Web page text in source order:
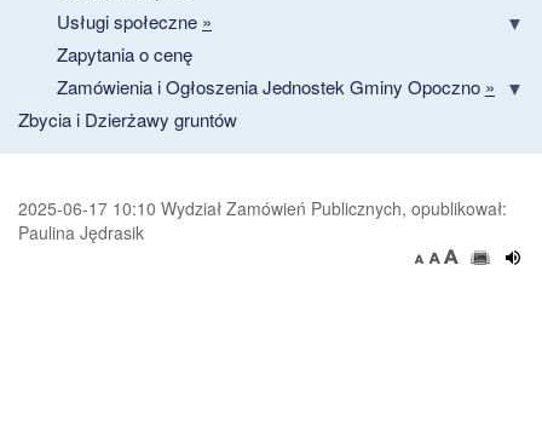
Usługi społeczne »
Zapytania o cenę
Zamówienia i Ogłoszenia Jednostek Gminy Opoczno »
Zbycia i Dzierżawy gruntów
2025-06-17 10:10 Wydział Zamówień Publicznych, opublikował:
Paulina Jędrasik